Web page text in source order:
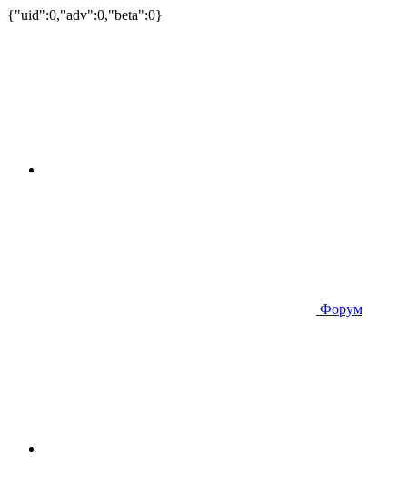
{"uid":0,"adv":0,"beta":0}
Форум